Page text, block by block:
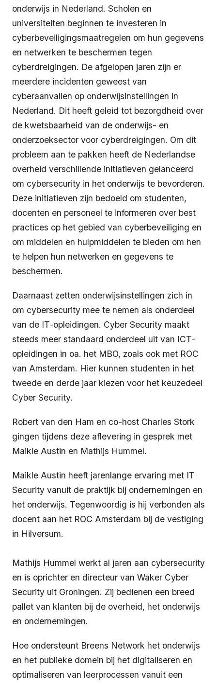
onderwijs in Nederland. Scholen en
universiteiten beginnen te investeren in
cyberbeveiligingsmaatregelen om hun gegevens
en netwerken te beschermen tegen
cyberdreigingen. De afgelopen jaren zijn er
meerdere incidenten geweest van
cyberaanvallen op onderwijsinstellingen in
Nederland. Dit heeft geleid tot bezorgdheid over
de kwetsbaarheid van de onderwijs- en
onderzoeksector voor cyberdreigingen. Om dit
probleem aan te pakken heeft de Nederlandse
overheid verschillende initiatieven gelanceerd
om cybersecurity in het onderwijs te bevorderen.
Deze initiatieven zijn bedoeld om studenten,
docenten en personeel te informeren over best
practices op het gebied van cyberbeveiliging en
om middelen en hulpmiddelen te bieden om hen
te helpen hun netwerken en gegevens te
beschermen.
Daarnaast zetten onderwijsinstellingen zich in
om cybersecurity mee te nemen als onderdeel
van de IT-opleidingen. Cyber Security maakt
steeds meer standaard onderdeel uit van ICT-
opleidingen in oa. het MBO, zoals ook met ROC
van Amsterdam. Hier kunnen studenten in het
tweede en derde jaar kiezen voor het keuzedeel
Cyber Security.
Robert van den Ham en co-host Charles Stork
gingen tijdens deze aflevering in gesprek met
Maikle Austin en Mathijs Hummel.
Maikle Austin heeft jarenlange ervaring met IT
Security vanuit de praktijk bij ondernemingen en
het onderwijs. Tegenwoordig is hij verbonden als
docent aan het ROC Amsterdam bij de vestiging
in Hilversum.
Mathijs Hummel werkt al jaren aan cybersecurity
en is oprichter en directeur van Waker Cyber
Security uit Groningen. Zij bedienen een breed
pallet van klanten bij de overheid, het onderwijs
en ondernemingen.
Hoe ondersteunt Breens Network het onderwijs
en het publieke domein bij het digitaliseren en
optimaliseren van leerprocessen vanuit een